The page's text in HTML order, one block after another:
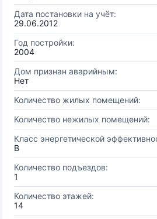
Дата постановки на учёт:
29.06.2012
Год постройки:
2004
Дом признан аварийным:
Нет
Количество жилых помещений:
Количество нежилых помещений:
Класс энергетической
B
Количество подъездов:
1
Количество этажей:
14